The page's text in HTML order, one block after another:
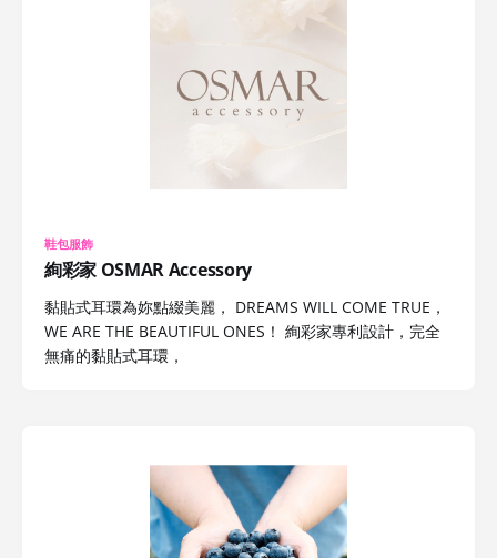
鞋包服飾
絢彩家 OSMAR Accessory
黏貼式耳環為妳點綴美麗， DREAMS WILL COME TRUE，
WE ARE THE BEAUTIFUL ONES！ 絢彩家專利設計，完全
無痛的黏貼式耳環，